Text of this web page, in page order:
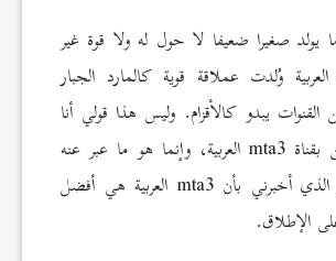
يولد صغيرا ضعيفا لا حول له ولا قوة غير
أن قناة mta3 العربية وُلدت عملاقة قوية كالمارد الجبار
يبدو كالأقزام. وليس هذا قولي أنا
ولا ظني الحسن بقناة mta3 العربية، وإنما هو ما عبر عنه
أحد الأشخاص الذي أخبرني بأن mta3 العربية هي أفضل
الإطلاق.